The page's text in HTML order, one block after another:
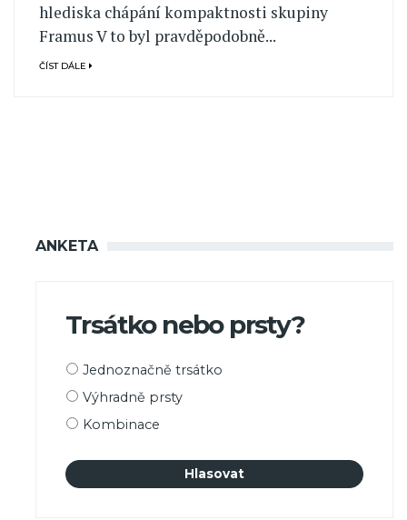
hlediska chápání kompaktnosti skupiny
Framus V to byl pravděpodobně...
ČÍST DÁLE
ANKETA
Trsátko nebo prsty?
Možnosti
Jednoznačně trsátko
Výhradně prsty
Kombinace